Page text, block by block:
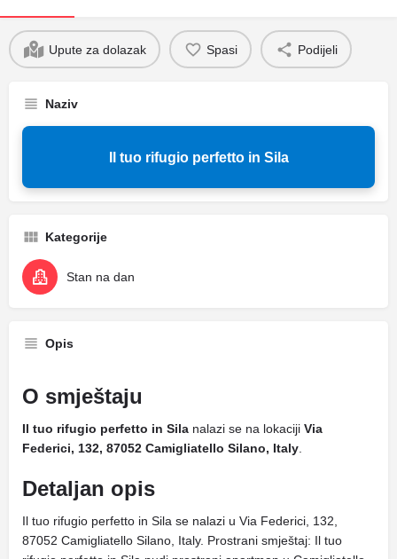
Upute za dolazak Spasi Podijeli
Naziv
Il tuo rifugio perfetto in Sila
Kategorije
Stan na dan
Opis
O smještaju
Il tuo rifugio perfetto in Sila nalazi se na lokaciji Via
Federici, 132, 87052 Camigliatello Silano, Italy
Detaljan opis
Il tuo rifugio perfetto in Sila se nalazi u Via Federici, 132,
87052 Camigliatello Silano, Italy. Prostrani smještaj: Il tuo